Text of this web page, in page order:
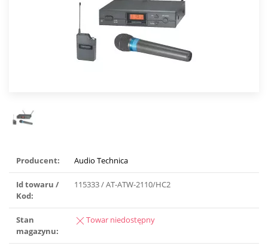
Producent: Audio Technica
Id towaru /
Kod:
115333 / AT-ATW-2110/HC2
Stan
magazynu:
Towar niedostępny